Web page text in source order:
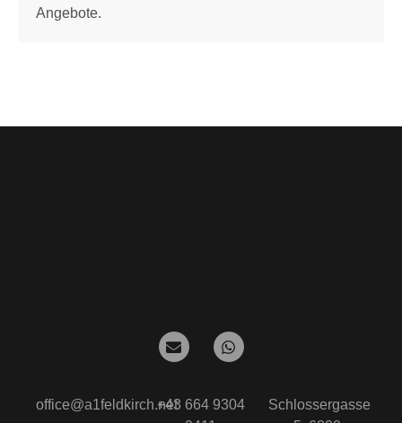
Angebote.
office@a1feldkirch.net+43 664 9304
Schlossergasse